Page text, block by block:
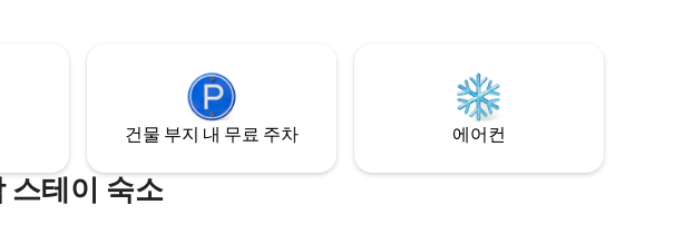
보장하며, 계곡은 통풍이 매우 잘 되
에 여름에도 시원한 기후를 자랑합
건물 부지 내 무료 주차 에어컨
스테이 숙소